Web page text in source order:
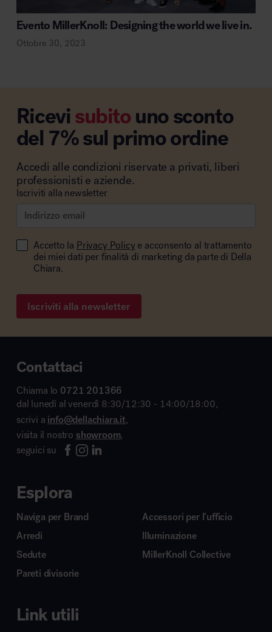
Evento MillerKnoll: Designing the world we live in.
Ottobre 30, 2023
Ricevisubitouno sconto
del 7% sul primo ordine
Accedi alle condizioni riservate a privati, liberi
professionisti e aziende.
Iscriviti alla newsletter
Accetto la Privacy Policy e acconsento al trattamento
dei miei dati per finalità di marketing da parte di Della
Chiara.
Iscriviti alla newsletter
Contattaci
Chiama lo 0721 201366
dal lunedì al venerdì 8:30/12:30 - 14:00/18:00,
scrivi a info@dellachiara.it,
visita il nostro showroom,
seguici su
Esplora
Naviga per Brand
Arredi
Sedute
Pareti divisorie
Accessori per l’ufficio
Illuminazione
MillerKnoll Collective
Link utili